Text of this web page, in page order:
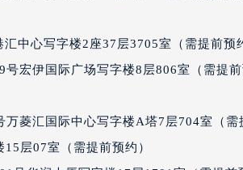
约）
）
预约）
）
中心写字楼2座37层3705室（需提前预
号宏伊国际广场写字楼8层806室（需提前
万菱汇国际中心写字楼A塔7层704室（需
层07室（需提前预约）